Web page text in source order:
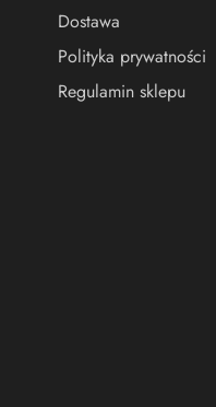
Dostawa
Polityka prywatności
Regulamin sklepu